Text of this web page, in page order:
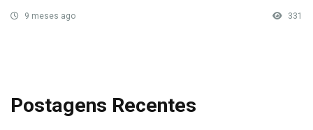
9 meses ago 331
Postagens Recentes